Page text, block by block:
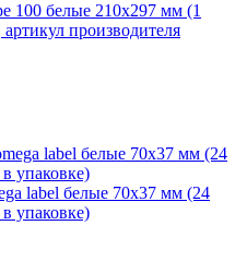
100 белые 210х297 мм (1
производителя
label белые 70х37 мм (24
упаковке)